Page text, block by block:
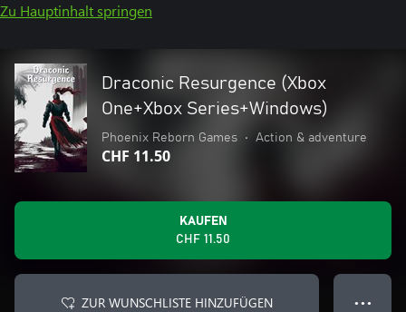
Zu Hauptinhalt springen
Draconic Resurgence (Xbox
One+Xbox Series+Windows)
Phoenix Reborn Games • Action & adventure
CHF 11.50
KAUFEN
CHF 11.50
ZUR WUNSCHLISTE HINZUFÜGEN ● ● ●